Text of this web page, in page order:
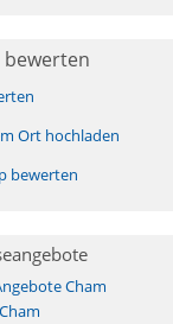
Ort hochladen
bewerten
Cham